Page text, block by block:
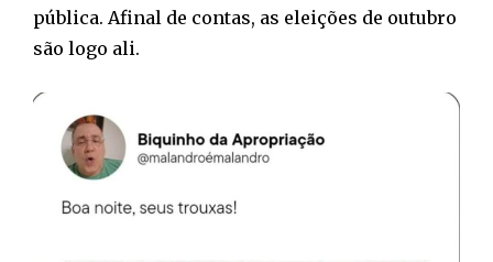
pública. Afinal de contas, as eleições de outubro
são logo ali.